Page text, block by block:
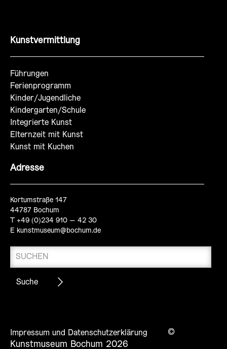
Kunstvermittlung
Führungen
Ferienprogramm
Kinder/Jugendliche
Kindergarten/Schule
Integrierte Kunst
Elternzeit mit Kunst
Kunst mit Kuchen
Adresse
Kortumstraße 147
44787 Bochum
T +49 (0)234 910 – 42 30
E kunstmuseum@bochum.de
Impressum und Datenschutzerklärung
©
Kunstmuseum Bochum 2026